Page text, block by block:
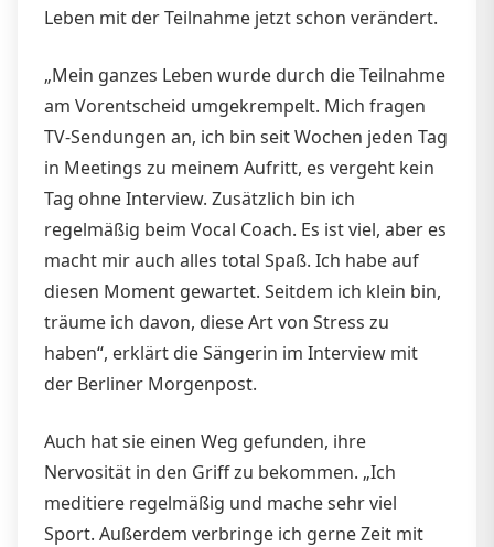
Leben mit der Teilnahme jetzt schon verändert.
„Mein ganzes Leben wurde durch die Teilnahme
am Vorentscheid umgekrempelt. Mich fragen
TV-Sendungen an, ich bin seit Wochen jeden Tag
in Meetings zu meinem Aufritt, es vergeht kein
Tag ohne Interview. Zusätzlich bin ich
regelmäßig beim Vocal Coach. Es ist viel, aber es
macht mir auch alles total Spaß. Ich habe auf
diesen Moment gewartet. Seitdem ich klein bin,
träume ich davon, diese Art von Stress zu
haben“, erklärt die Sängerin im Interview mit
der Berliner Morgenpost.
Auch hat sie einen Weg gefunden, ihre
Nervosität in den Griff zu bekommen. „Ich
meditiere regelmäßig und mache sehr viel
Sport. Außerdem verbringe ich gerne Zeit mit